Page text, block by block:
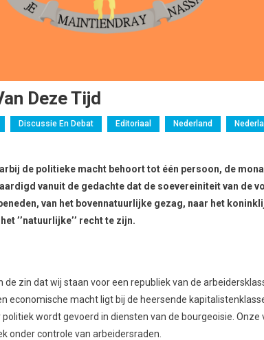
Deze Tijd
Discussie En Debat Editoriaal Nederland
de politieke macht behoort tot één persoon, de
vanuit de gedachte dat de soevereiniteit van de
van het bovennatuurlijke gezag, naar het
’’natuurlijke’’ recht te zijn.
zin dat wij staan voor een republiek van de
economische macht ligt bij de heersende
wordt gevoerd in diensten van de bourgeoisie. Onze
onder controle van arbeidersraden.